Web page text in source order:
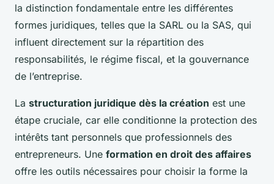
la distinction fondamentale entre les différentes
formes juridiques, telles que la SARL ou la SAS, qui
influent directement sur la répartition des
responsabilités, le régime fiscal, et la gouvernance
de l’entreprise.
La structuration juridique dès la création est une
étape cruciale, car elle conditionne la protection des
intérêts tant personnels que professionnels des
entrepreneurs. Une formation en droit des affaires
offre les outils nécessaires pour choisir la forme la